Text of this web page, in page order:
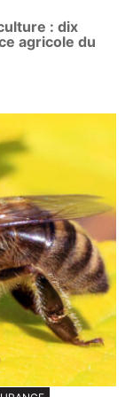
: dix
agricole du